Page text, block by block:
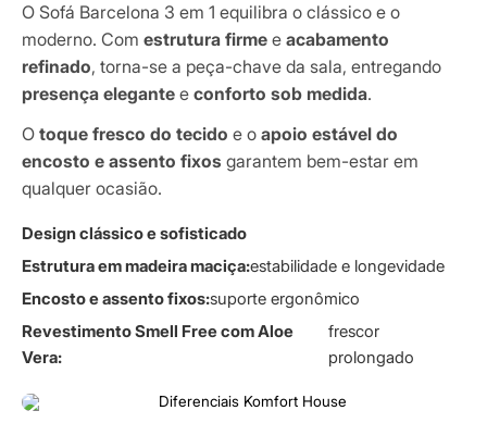
O Sofá Barcelona 3 em 1 equilibra o clássico e o
moderno. Com estrutura firme e acabamento
refinado, torna-se a peça-chave da sala, entregando
presença elegante e conforto sob medida.
O toque fresco do tecido e o apoio estável do
encosto e assento fixos garantem bem-estar em
qualquer ocasião.
Design clássico e sofisticado
Estrutura em madeira maciça:estabilidade e longevidade
Encosto e assento fixos:suporte ergonômico
Revestimento Smell Free com Aloe
Vera:
frescor
prolongado